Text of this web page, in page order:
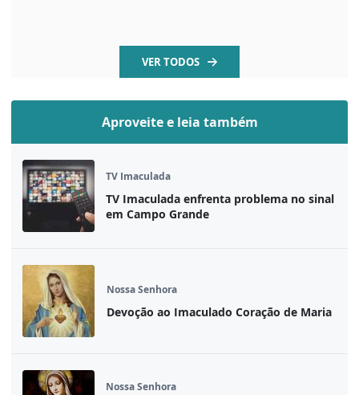
VER TODOS
Aproveite e leia também
TV Imaculada
TV Imaculada enfrenta problema no sinal
em Campo Grande
Nossa Senhora
Devoção ao Imaculado Coração de Maria
Nossa Senhora